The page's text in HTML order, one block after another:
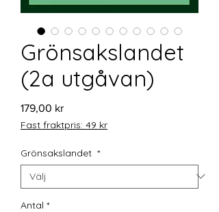
Grönsakslandet
(2a utgåvan)
179,00 krPris
Fast fraktpris: 49 kr
Grönsakslandet *
Antal *